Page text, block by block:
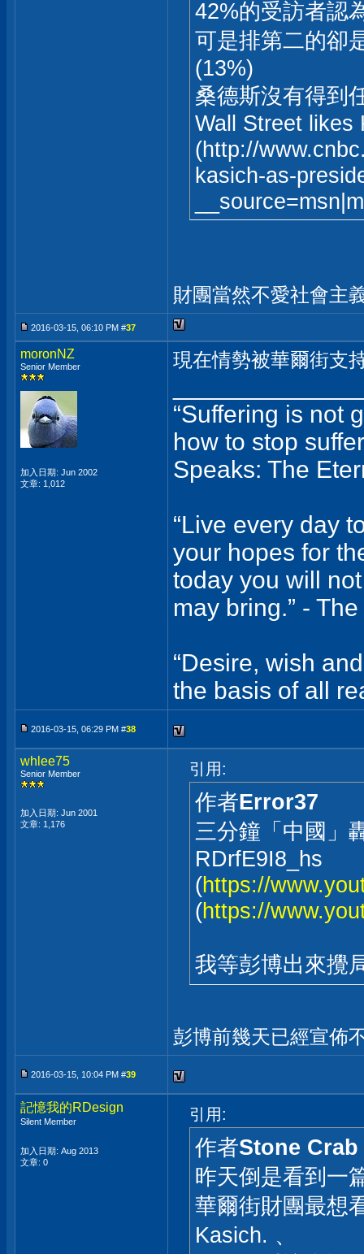
42%的受訪者認
可是排第二的卻
(13%)
桑德斯沒有得到
Wall Street likes
(http://
kasich-as-
財團當然不愛社會主
2016-03-15, 06:10 PM #37
moronNZ
Senior Member
加入日期: Jun 2002
文章: 1,012
現在情勢被華爾街支
“Suffering is not
how to stop
Speaks: The
“Live every day
your hopes for
today you will
may bring.” -
“Desire, wish
the basis of all
2016-03-15, 06:29 PM #38
whlee75
Senior Member
加入日期: Jun 2001
文章: 1,176
引用:
作者Error37
三分鐘「中國」
RDrfE9I8_hs
(https://
(https://
我等彭博出來攪
彭博前幾天已經宣佈
2016-03-15, 10:04 PM #39
記憶我的RDesign
Silent Member
加入日期: Aug 2013
文章: 0
引用:
作者Stone Crab
昨天倒是看到一
華爾街財團最想
Kasich. 、